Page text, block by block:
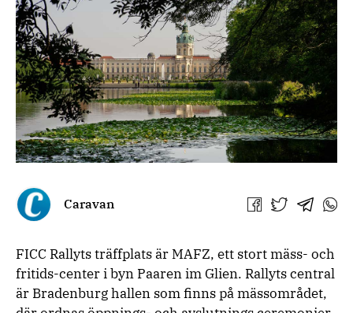
Caravan
Jaa Jaa Jaa Jaa
FICC Rallyts träffplats är MAFZ, ett stort mäss- och
fritids-center i byn Paaren im Glien. Rallyts central
är Bradenburg hallen som finns på mässområdet,